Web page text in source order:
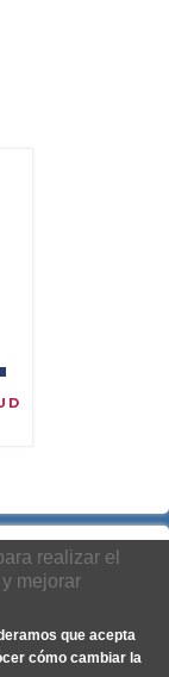
realizar el
mejorar
que acepta
cómo cambiar la